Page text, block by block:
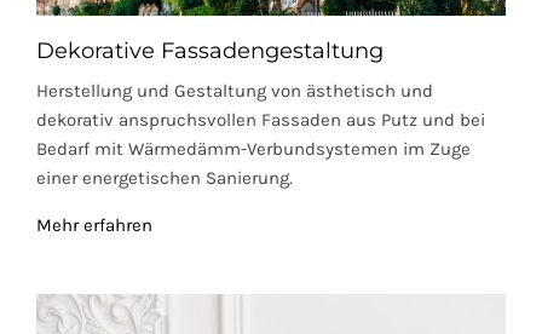
Dekorative Fassadengestaltung
Herstellung und Gestaltung von ästhetisch und
dekorativ anspruchsvollen Fassaden aus Putz und bei
Bedarf mit Wärmedämm-Verbundsystemen im Zuge
einer energetischen Sanierung.
Mehr erfahren